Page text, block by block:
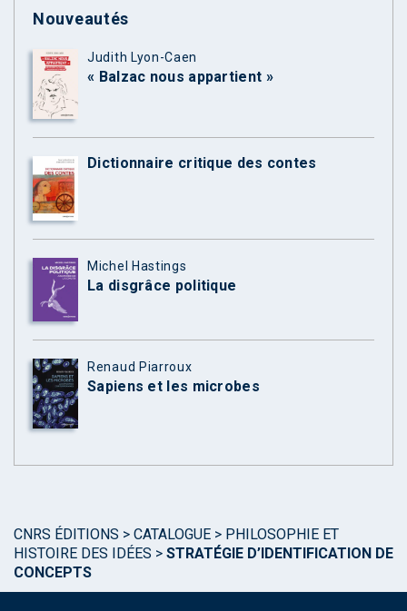
Nouveautés
Judith Lyon-Caen
« Balzac nous appartient »
Dictionnaire critique des contes
Michel Hastings
La disgrâce politique
Renaud Piarroux
Sapiens et les microbes
CNRS ÉDITIONS > CATALOGUE > PHILOSOPHIE ET
HISTOIRE DES IDÉES > STRATÉGIE D’IDENTIFICATION DE
CONCEPTS